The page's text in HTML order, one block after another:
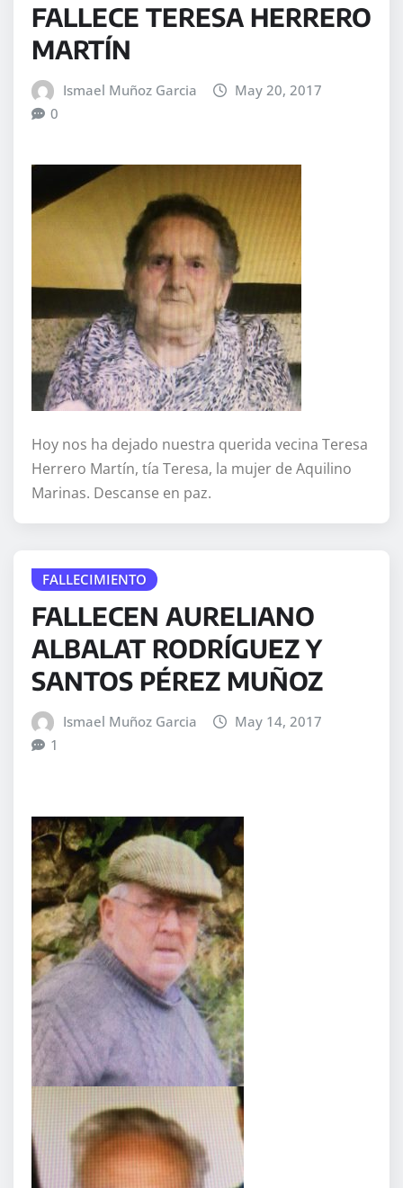
FALLECE TERESA HERRERO
MARTÍN
Ismael Muñoz Garcia
May 20, 2017
0
Hoy nos ha dejado nuestra querida vecina Teresa
Herrero Martín, tía Teresa, la mujer de Aquilino
Marinas. Descanse en paz.
FALLECIMIENTO
FALLECEN AURELIANO
ALBALAT RODRÍGUEZ Y
SANTOS PÉREZ MUÑOZ
Ismael Muñoz Garcia
May 14, 2017
1